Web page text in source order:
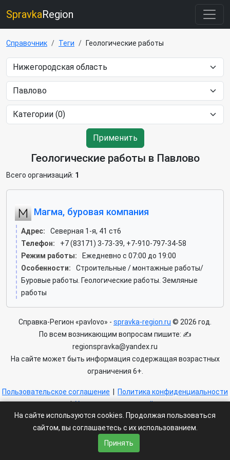
SpravkaRegion
Справочник Теги Геологические работы
Применить
Геологические работы в Павлово
Всего организаций: 1
Магма, буровая компания
Адрес:
Северная 1-я, 41 ст6
Телефон:
+7 (83171) 3-73-39, +7-910-797-34-58
Режим работы:
Ежедневно с 07:00 до 19:00
Особенности:
Строительные / монтажные работы/
Буровые работы. Геологические работы. Земляные
работы
Справка-Регион «pavlovo» - spravka-region.ru © 2026 год.
По всем возникающим вопросам пишите: ✍
regionspravka@yandex.ru
На сайте может быть информация содержащая возрастных
ограничения 6+.
Пользовательское соглашение
Политика конфиденциальности
|Условия доступа к сайту
На сайте используются cookies. Продолжая пользоваться
сайтом, вы соглашаетесь с их использованием.
Принять